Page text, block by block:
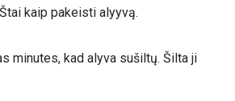
kaip pakeisti alyyvą.
minutes, kad alyva sušiltų. Šilta ji